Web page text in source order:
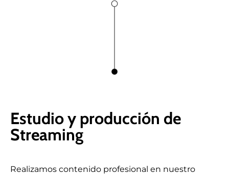
Estudio y producción de
Streaming
Realizamos contenido profesional en nuestro